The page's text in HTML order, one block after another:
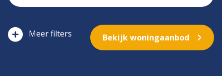
filters Bekijk woningaanbod